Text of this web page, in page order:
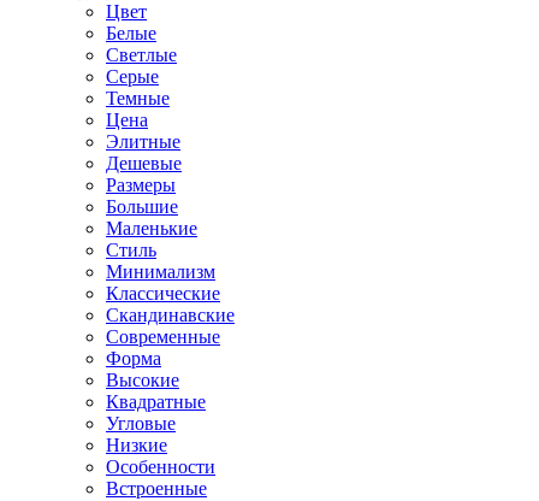
Цвет
Белые
Светлые
Серые
Темные
Цена
Элитные
Дешевые
Размеры
Большие
Маленькие
Стиль
Минимализм
Классические
Скандинавские
Современные
Форма
Высокие
Квадратные
Угловые
Низкие
Особенности
Встроенные